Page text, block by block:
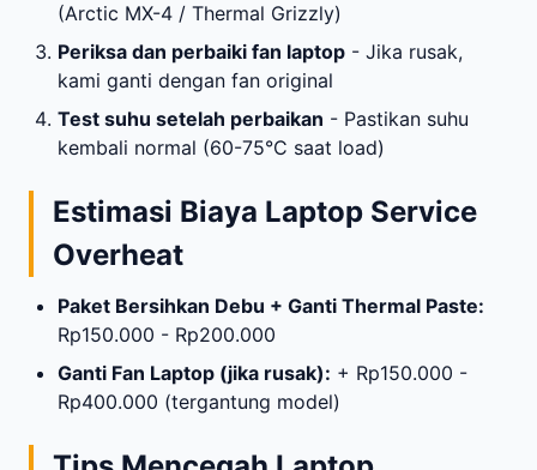
(Arctic MX-4 / Thermal Grizzly)
Periksa dan perbaiki fan laptop - Jika rusak,
kami ganti dengan fan original
Test suhu setelah perbaikan - Pastikan suhu
kembali normal (60-75°C saat load)
Estimasi Biaya Laptop Service
Overheat
Paket Bersihkan Debu + Ganti Thermal Paste:
Rp150.000 - Rp200.000
Ganti Fan Laptop (jika rusak): + Rp150.000 -
Rp400.000 (tergantung model)